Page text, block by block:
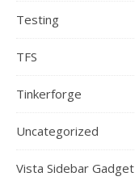
Testing
TFS
Tinkerforge
Uncategorized
Vista Sidebar Gadget